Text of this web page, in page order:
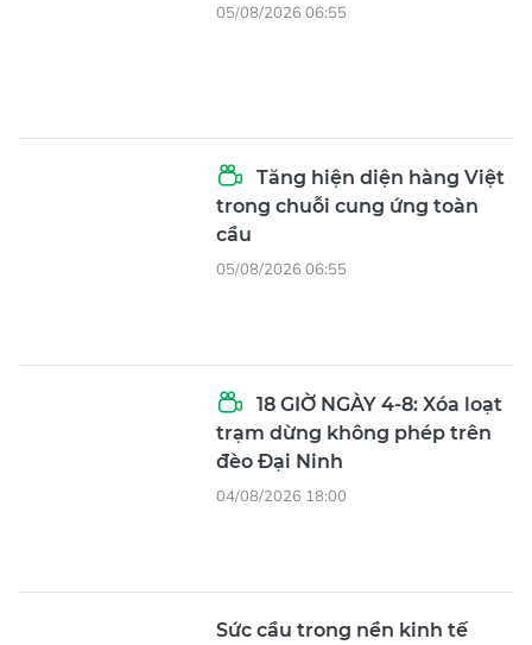
05/08/2026 06:55
Tăng hiện diện hàng Việt
trong chuỗi cung ứng toàn
cầu
05/08/2026 06:55
18 GIỜ NGÀY 4-8: Xóa loạt
trạm dừng không phép trên
đèo Đại Ninh
04/08/2026 18:00
Sức cầu trong nền kinh tế